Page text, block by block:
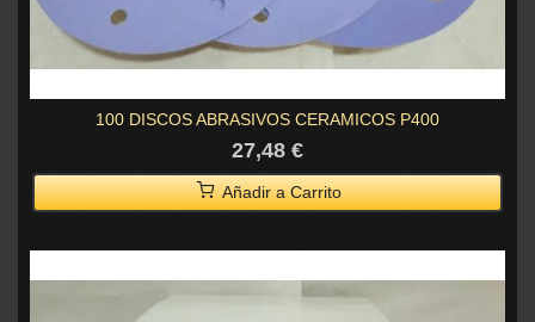
100 DISCOS ABRASIVOS CERAMICOS P400
27,48 €
Añadir a Carrito